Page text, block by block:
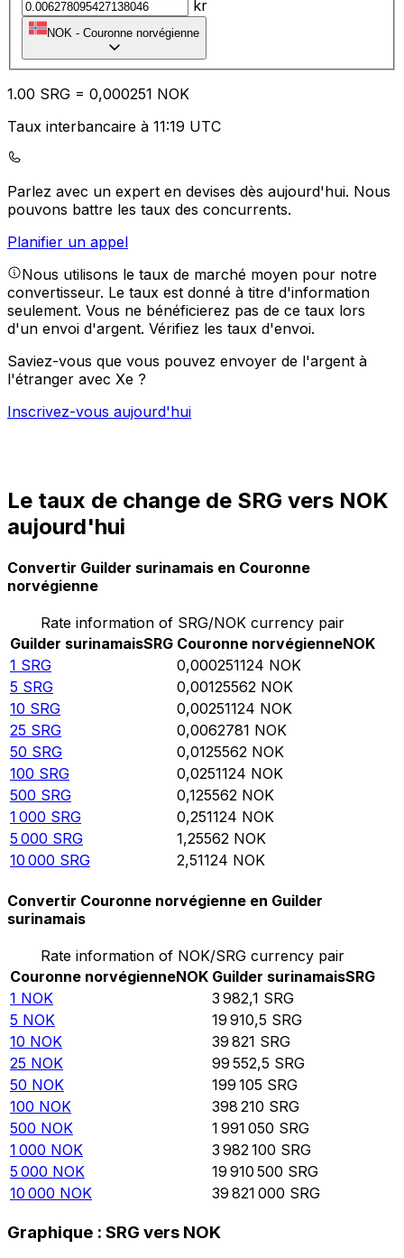
kr
NOK - Couronne norvégienne
1.00 SRG = 0,000251 NOK
Taux interbancaire à 11:19 UTC
Parlez avec un expert en devises dès aujourd'hui. Nous
pouvons battre les taux des concurrents.
Planifier un appel
Nous utilisons le taux de marché moyen pour notre
convertisseur. Le taux est donné à titre d'information
seulement. Vous ne bénéficierez pas de ce taux lors
d'un envoi d'argent. Vérifiez les taux d'envoi.
Saviez-vous que vous pouvez envoyer de l'argent à
l'étranger avec Xe ?
Inscrivez-vous aujourd'hui
Le taux de change de SRG vers NOK
aujourd'hui
Convertir Guilder surinamais en Couronne
norvégienne
Rate information of SRG/NOK currency pair
Guilder surinamaisSRG Couronne norvégienneNOK
1 SRG 0,000251124 NOK
5 SRG 0,00125562 NOK
10 SRG 0,00251124 NOK
25 SRG 0,0062781 NOK
50 SRG 0,0125562 NOK
100 SRG 0,0251124 NOK
500 SRG 0,125562 NOK
1 000 SRG 0,251124 NOK
5 000 SRG 1,25562 NOK
10 000 SRG 2,51124 NOK
Convertir Couronne norvégienne en Guilder
surinamais
Rate information of NOK/SRG currency pair
Couronne norvégienneNOK Guilder surinamaisSRG
1 NOK 3 982,1 SRG
5 NOK 19 910,5 SRG
10 NOK 39 821 SRG
25 NOK 99 552,5 SRG
50 NOK 199 105 SRG
100 NOK 398 210 SRG
500 NOK 1 991 050 SRG
1 000 NOK 3 982 100 SRG
5 000 NOK 19 910 500 SRG
10 000 NOK 39 821 000 SRG
Graphique : SRG vers NOK